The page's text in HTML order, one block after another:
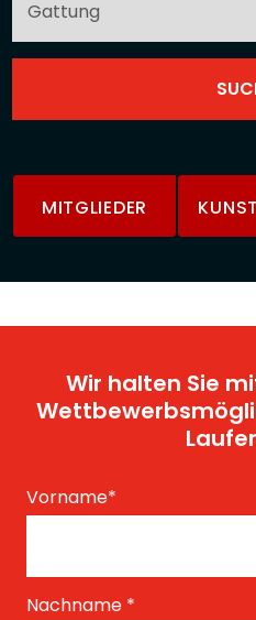
MITGLIEDER
Wir halten Sie
Vorname*
Nachname *